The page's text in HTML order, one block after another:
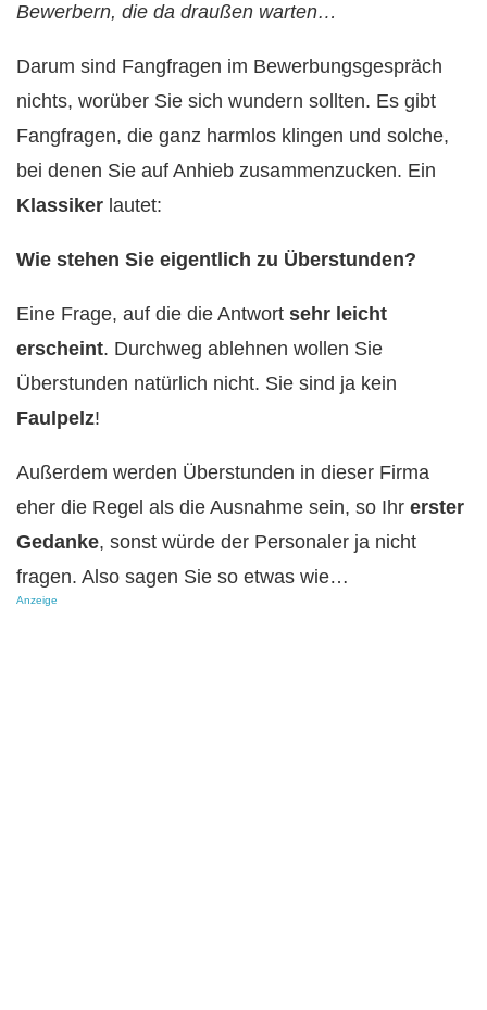
Bewerbern, die da draußen warten…
Darum sind Fangfragen im Bewerbungsgespräch
nichts, worüber Sie sich wundern sollten. Es gibt
Fangfragen, die ganz harmlos klingen und solche,
bei denen Sie auf Anhieb zusammenzucken. Ein
Klassiker lautet:
Wie stehen Sie eigentlich zu Überstunden?
Eine Frage, auf die die Antwort sehr leicht
erscheint. Durchweg ablehnen wollen Sie
Überstunden natürlich nicht. Sie sind ja kein
Faulpelz!
Außerdem werden Überstunden in dieser Firma
eher die Regel als die Ausnahme sein, so Ihr erster
Gedanke, sonst würde der Personaler ja nicht
fragen. Also sagen Sie so etwas wie…
Anzeige